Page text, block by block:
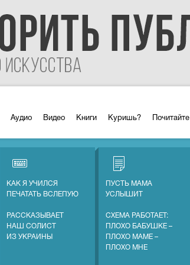
Аудио Видео Книги Куришь? Почитайте
КАК Я УЧИЛСЯ
ПЕЧАТАТЬ ВСЛЕПУЮ
РАССКАЗЫВАЕТ
НАШ СОЛИСТ
ИЗ УКРАИНЫ
ПУСТЬ МАМА
УСЛЫШИТ
СХЕМА РАБОТАЕТ:
ПЛОХО БАБУШКЕ –
ПЛОХО МАМЕ –
ПЛОХО МНЕ